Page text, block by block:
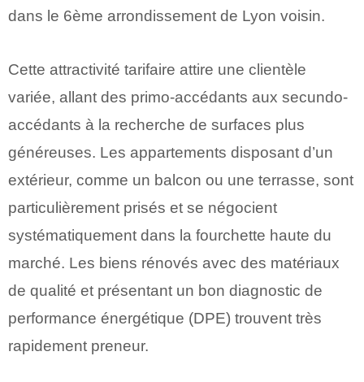
dans le 6ème arrondissement de Lyon voisin.
Cette attractivité tarifaire attire une clientèle
variée, allant des primo-accédants aux secundo-
accédants à la recherche de surfaces plus
généreuses. Les appartements disposant d’un
extérieur, comme un balcon ou une terrasse, sont
particulièrement prisés et se négocient
systématiquement dans la fourchette haute du
marché. Les biens rénovés avec des matériaux
de qualité et présentant un bon diagnostic de
performance énergétique (DPE) trouvent très
rapidement preneur.